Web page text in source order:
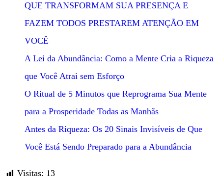
QUE TRANSFORMAM SUA PRESENÇA E
FAZEM TODOS PRESTAREM ATENÇÃO EM
VOCÊ
A Lei da Abundância: Como a Mente Cria a Riqueza
que Você Atrai sem Esforço
O Ritual de 5 Minutos que Reprograma Sua Mente
para a Prosperidade Todas as Manhãs
Antes da Riqueza: Os 20 Sinais Invisíveis de Que
Você Está Sendo Preparado para a Abundância
Visitas: 13